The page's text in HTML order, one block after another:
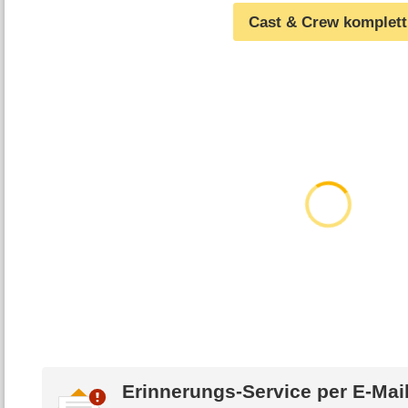
Cast & Crew komplett
Erinnerungs-Service per E-